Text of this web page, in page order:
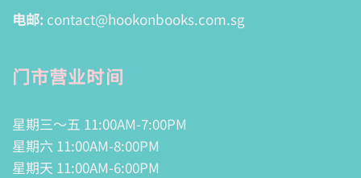
电邮: contact@hookonbooks.com.sg
门市营业时间
星期三～五 11:00AM-7:00PM
星期六 11:00AM-8:00PM
星期天 11:00AM-6:00PM